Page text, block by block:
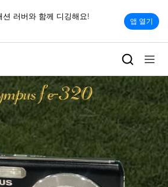
러버와 함께 디깅해요!
앱 열기